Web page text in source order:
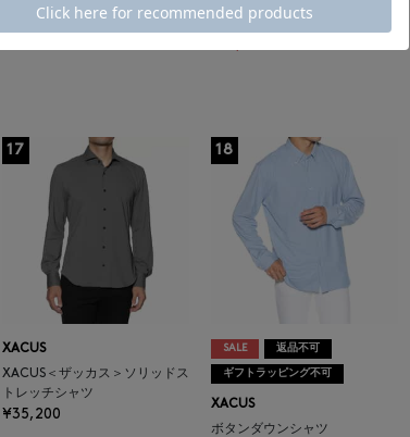
¥29,700
17
XACUS
XACUS＜ザッカス＞ソリッドス
トレッチシャツ
¥35,200
18
SALE 返品不可
ギフトラッピング不可
XACUS
ボタンダウンシャツ